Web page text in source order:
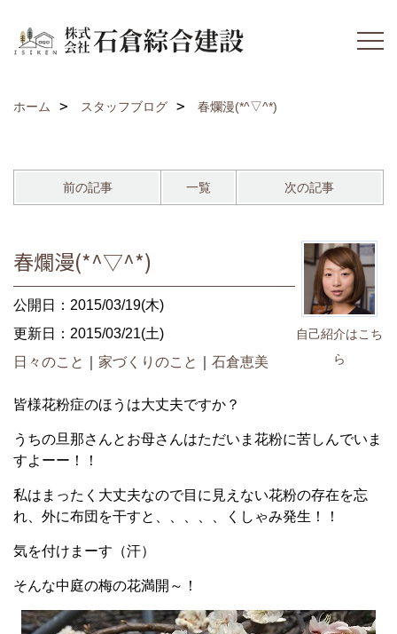
ホーム スタッフブログ 春爛漫(*^▽^*)
前の記事 一覧 次の記事
自己紹介はこち
ら
春爛漫(*^▽^*)
公開日：2015/03/19(木)
更新日：2015/03/21(土)
日々のこと
家づくりのこと 石倉恵美
皆様花粉症のほうは大丈夫ですか？
うちの旦那さんとお母さんはただいま花粉に苦しんでいま
すよーー！！
私はまったく大丈夫なので目に見えない花粉の存在を忘
れ、外に布団を干すと、、、、、くしゃみ発生！！
気を付けまーす（汗）
そんな中庭の梅の花満開～！